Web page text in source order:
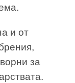
и от
за